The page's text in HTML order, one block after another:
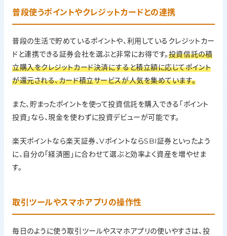
普段使うポイントやクレジットカードとの連携
普段の生活で貯めているポイントや、利用しているクレジットカー
ドと連携できる証券会社を選ぶと非常にお得です。投資信託の積
立購入をクレジットカード決済にすると積立額に応じてポイント
が還元される、カード積立サービスが人気を集めています。
また、貯まったポイントを使って投資信託を購入できる「ポイント
投資」なら、現金を使わずに投資デビューが可能です。
楽天ポイントなら楽天証券、VポイントならSBI証券といったよう
に、自分の「経済圏」に合わせて選ぶと効率よく資産を増やせま
す。
取引ツールやスマホアプリの操作性
毎日のように使う取引ツールやスマホアプリの使いやすさは、投